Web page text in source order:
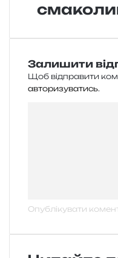
Залишити
Щоб відправити
авторизуватись.